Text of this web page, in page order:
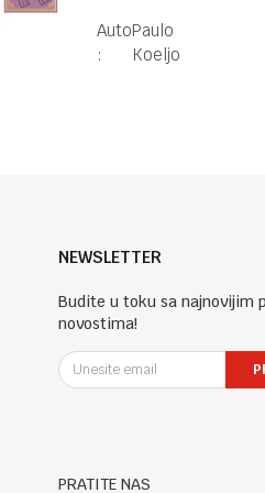
Autor
:
Paulo
Koeljo
NEWSLETTER
Budite u toku sa najnovijim
novostima!
PRATITE NAS